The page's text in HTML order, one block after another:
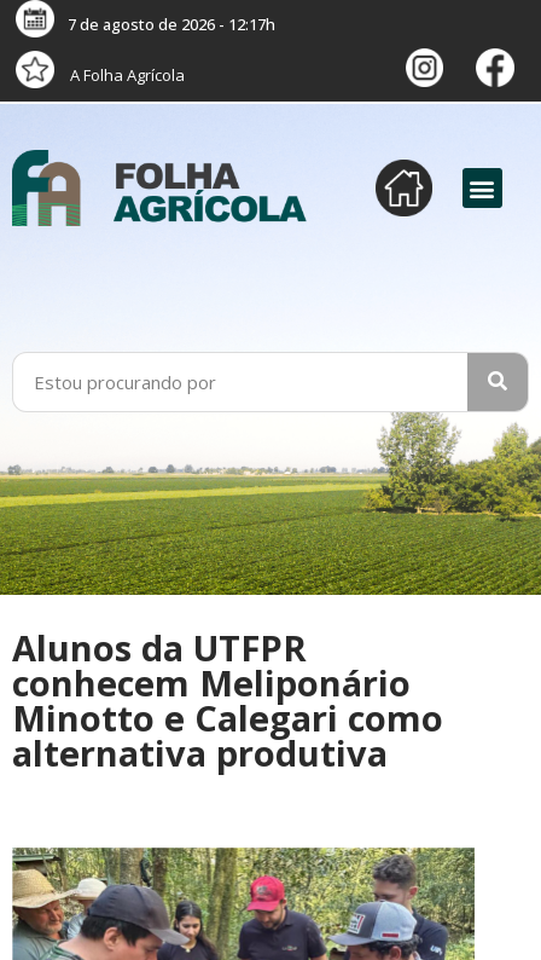
7 de agosto de 2026 - 12:17h
A Folha Agrícola
Alunos da UTFPR
conhecem Meliponário
Minotto e Calegari como
alternativa produtiva